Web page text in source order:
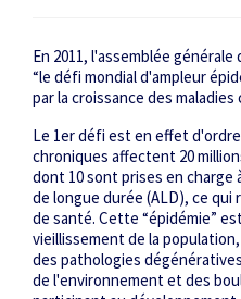
En 2011, l'assemblée
“le défi mondial d'ampleur
par la croissance des maladies
Le 1erdéfi est en effet
chroniques affectent 20
dont 10 sont prises en charge
de longue durée (ALD), ce
de santé. Cette “épidémie”
vieillissement de la
des pathologies
de l'environnement et des